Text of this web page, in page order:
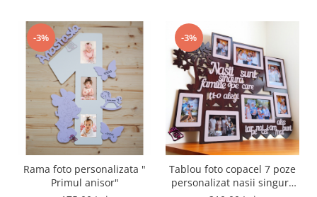
-3%
Rama foto personalizata "
Primul anisor"
-3%
Tablou foto copacel 7 poze
personalizat nasii singura